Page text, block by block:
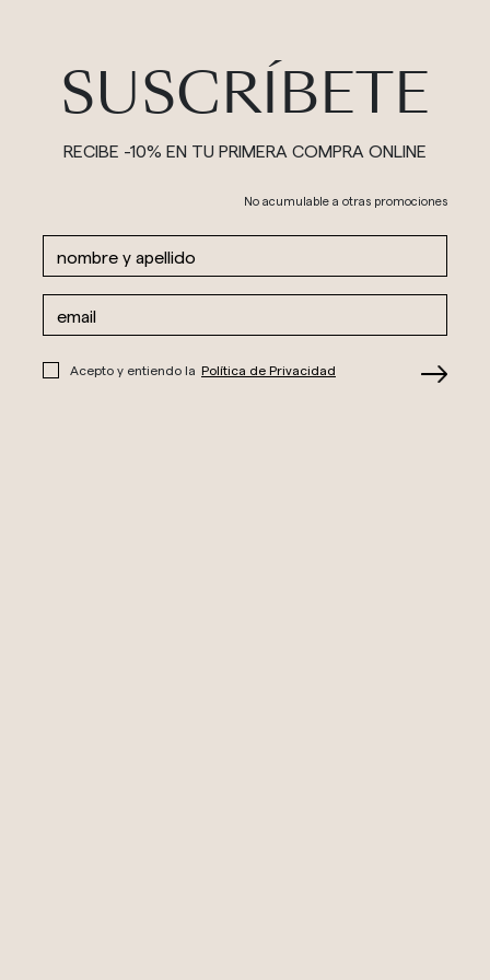
SUSCRÍBETE
RECIBE -10% EN TU PRIMERA COMPRA ONLINE
No acumulable a otras promociones
Acepto y entiendo la Política de Privacidad